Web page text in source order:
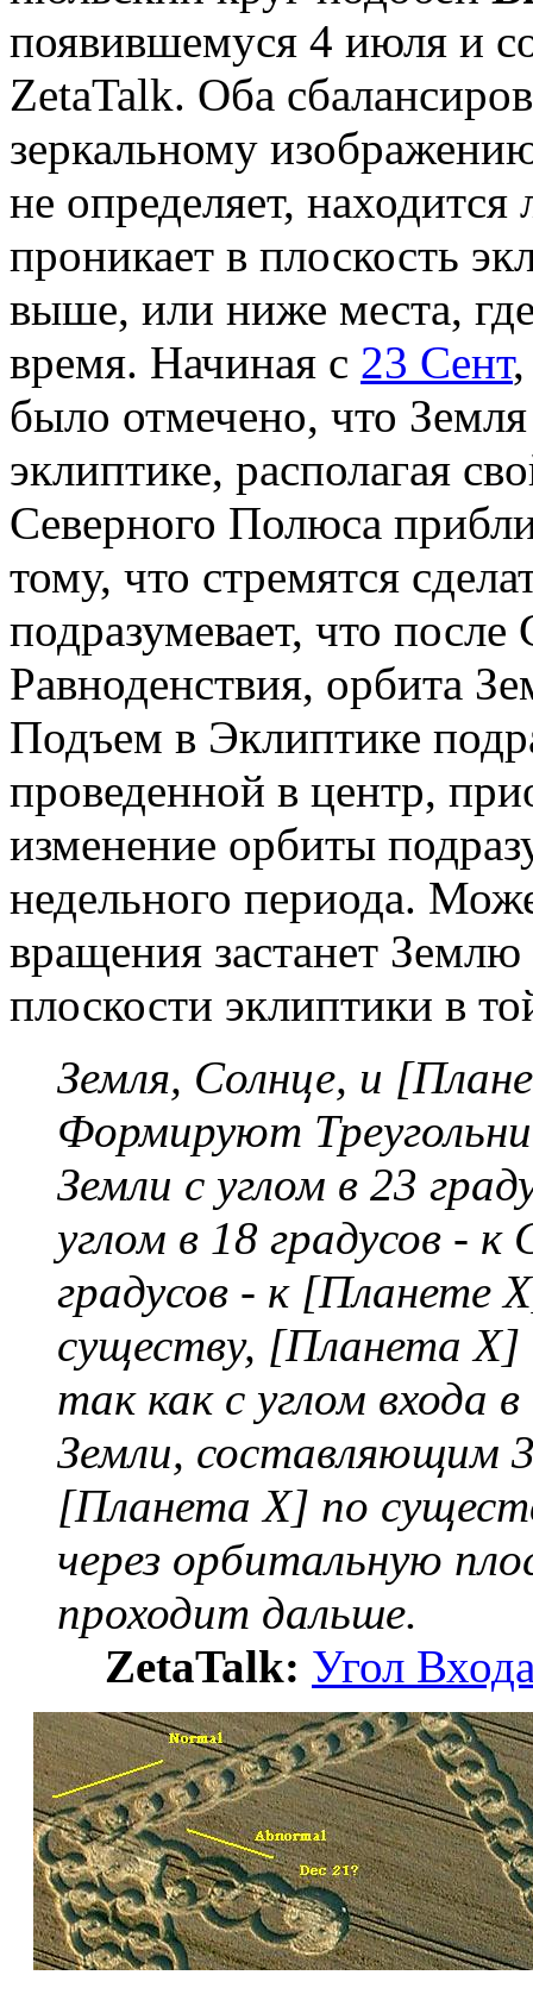
появившемуся 4 июля и
ZetaTalk. Оба
зеркальному
не определяет,
проникает в плоскость
выше, или ниже места,
время. Начиная с 23 Сент
было отмечено, что
эклиптике, располагая
Северного Полюса
тому, что стремятся
подразумевает, что
Равноденствия, орбита
Подъем в Эклиптике
проведенной в центр,
изменение орбиты
недельного периода.
вращения застанет Землю
плоскости эклиптики в
Земля, Солнце, и
Формируют
Земли с углом в 23
углом в 18 градусов - к
градусов - к [Планете
существу, [Планета X]
так как с углом входа
Земли, составляющим
[Планета X] по
через орбитальную
проходит дальше.
ZetaTalk: Угол